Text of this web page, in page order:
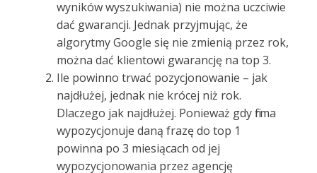
wyników wyszukiwania) nie można uczciwie
dać gwarancji. Jednak przyjmując, że
algorytmy Google się nie zmienią przez rok,
można dać klientowi gwarancję na top 3.
Ile powinno trwać pozycjonowanie – jak
najdłużej, jednak nie krócej niż rok.
Dlaczego jak najdłużej. Ponieważ gdy firma
wypozycjonuje daną frazę do top 1
powinna po 3 miesiącach od jej
wypozycjonowania przez agencję